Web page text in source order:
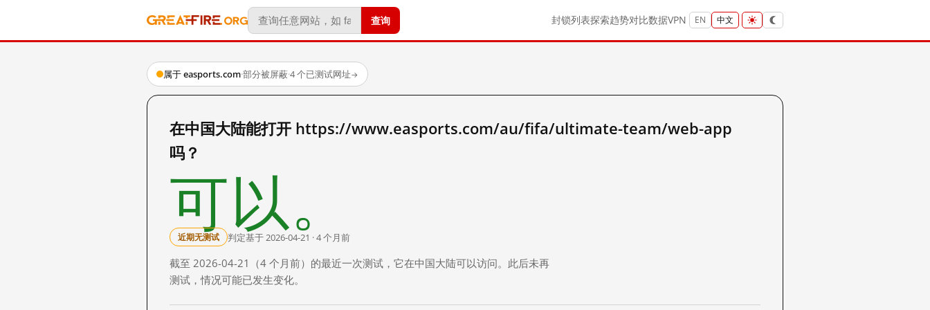
查询 封锁列表探索趋势对比数据VPN EN 中文
属于 easports.com·部分被屏蔽·4 个已测试网址→
在中国大陆能打开 https://www.easports.com/au/fifa/ultimate-team/web-app
吗？
可以。
近期无测试 判定基于 2026-04-21 · 4 个月前
截至 2026-04-21（4 个月前）的最近一次测试，它在中国大陆可以访问。此后未再
测试，情况可能已发生变化。